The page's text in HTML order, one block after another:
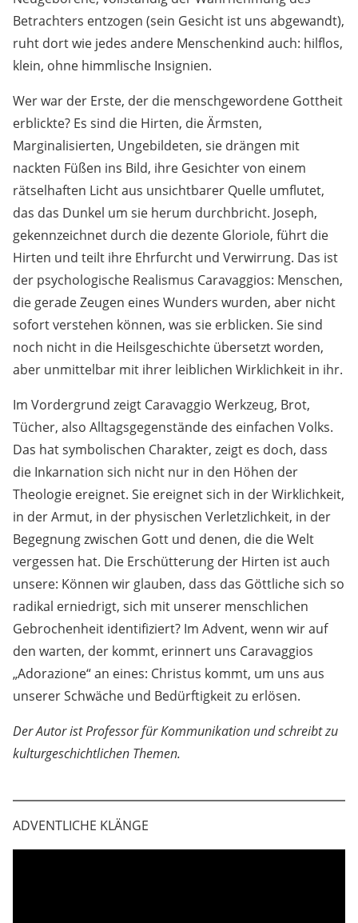
Betrachters entzogen (sein Gesicht ist uns abgewandt),
ruht dort wie jedes andere Menschenkind auch: hilflos,
klein, ohne himmlische Insignien.
Wer war der Erste, der die menschgewordene Gottheit
erblickte? Es sind die Hirten, die Ärmsten,
Marginalisierten, Ungebildeten, sie drängen mit
nackten Füßen ins Bild, ihre Gesichter von einem
rätselhaften Licht aus unsichtbarer Quelle umflutet,
das das Dunkel um sie herum durchbricht. Joseph,
gekennzeichnet durch die dezente Gloriole, führt die
Hirten und teilt ihre Ehrfurcht und Verwirrung. Das ist
der psychologische Realismus Caravaggios: Menschen,
die gerade Zeugen eines Wunders wurden, aber nicht
sofort verstehen können, was sie erblicken. Sie sind
noch nicht in die Heilsgeschichte übersetzt worden,
aber unmittelbar mit ihrer leiblichen Wirklichkeit in ihr.
Im Vordergrund zeigt Caravaggio Werkzeug, Brot,
Tücher, also Alltagsgegenstände des einfachen Volks.
Das hat symbolischen Charakter, zeigt es doch, dass
die Inkarnation sich nicht nur in den Höhen der
Theologie ereignet. Sie ereignet sich in der Wirklichkeit,
in der Armut, in der physischen Verletzlichkeit, in der
Begegnung zwischen Gott und denen, die die Welt
vergessen hat. Die Erschütterung der Hirten ist auch
unsere: Können wir glauben, dass das Göttliche sich so
radikal erniedrigt, sich mit unserer menschlichen
Gebrochenheit identifiziert? Im Advent, wenn wir auf
den warten, der kommt, erinnert uns Caravaggios
„Adorazione“ an eines: Christus kommt, um uns aus
unserer Schwäche und Bedürftigkeit zu erlösen.
Der Autor ist Professor für Kommunikation und schreibt zu
kulturgeschichtlichen Themen.
ADVENTLICHE KLÄNGE